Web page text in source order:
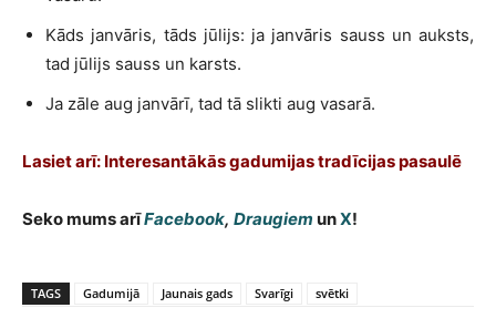
Kāds janvāris, tāds jūlijs: ja janvāris sauss un auksts,
tad jūlijs sauss un karsts.
Ja zāle aug janvārī, tad tā slikti aug vasarā.
Lasiet arī: Interesantākās gadumijas tradīcijas pasaulē
Seko mums arīFacebook, Draugiem unX!
TAGS Gadumijā Jaunais gads Svarīgi svētki